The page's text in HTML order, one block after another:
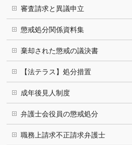
審査請求と異議申立
懲戒処分関係資料集
棄却された懲戒の議決書
【法テラス】処分措置
成年後見人制度
弁護士会役員の懲戒処分
職務上請求不正請求弁護士